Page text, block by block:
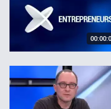
Pourquoi les